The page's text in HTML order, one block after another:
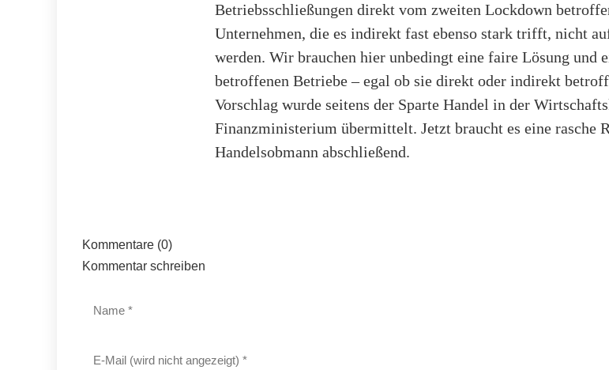
Betriebsschließungen direkt vom zweiten Lockdown
Unternehmen, die es indirekt fast ebenso stark trifft, nicht
werden. Wir brauchen hier unbedingt eine faire Lösung und
betroffenen Betriebe – egal ob sie direkt oder indirekt
Vorschlag wurde seitens der Sparte Handel in der
Finanzministerium übermittelt. Jetzt braucht es eine rasche
Handelsobmann abschließend.
Kommentare (0)
Kommentar schreiben